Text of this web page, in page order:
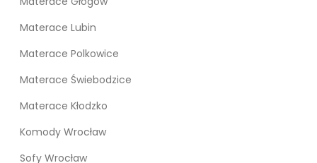
Materace Lubin
Materace Polkowice
Materace Świebodzice
Materace Kłodzko
Komody Wrocław
Sofy Wrocław